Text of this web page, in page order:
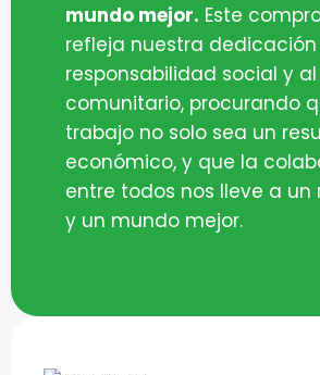
mundo mejor. Este
refleja nuestra
responsabilidad social y
comunitario, procurando
trabajo no solo sea un
económico, y que la
entre todos nos lleve a un
y un mundo mejor.